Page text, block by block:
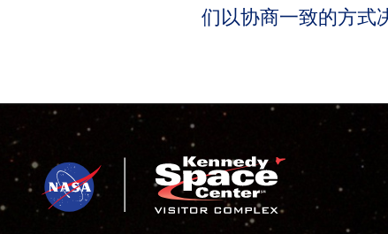
们以协商一致的方式